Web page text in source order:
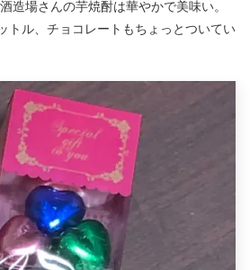
造場さんの芋焼酎は華やかで美味い。
トル、チョコレートもちょっとついてい